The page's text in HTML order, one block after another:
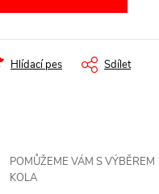
Hlídací pes Sdílet
POMŮŽEME VÁM S VÝBĚREM
KOLA